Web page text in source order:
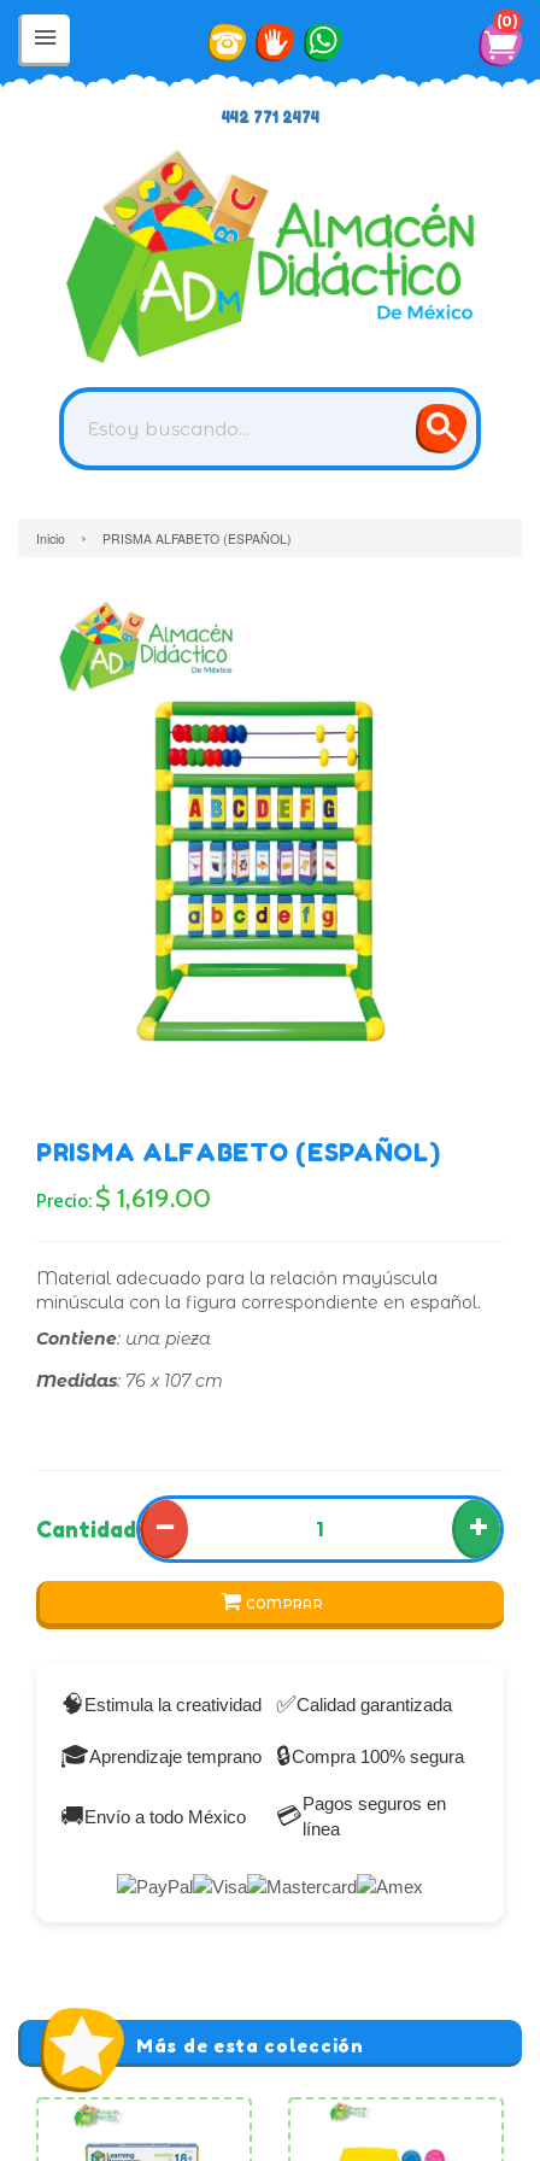
0
442 771 2474
Inicio › PRISMA ALFABETO (ESPAÑOL)
PRISMA ALFABETO (ESPAÑOL)
Precio: $ 1,619.00
Material adecuado para la relación mayúscula
minúscula con la figura correspondiente en español.
Contiene: una pieza
Medidas: 76 x 107 cm
Cantidad − +
COMPRAR
🧠Estimula la creatividad ✅Calidad garantizada
🎓Aprendizaje temprano 🔒Compra 100% segura
🚚Envío a todo México 💳Pagos seguros en
línea
Más de esta colección